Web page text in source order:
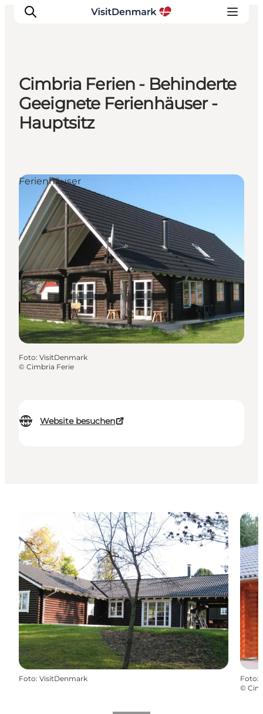
Inspiration
Regionen
Erlebnisse
Cimbria Ferien - Behinderte
Geeignete Ferienhäuser -
Hauptsitz
Website besuchen
Ferienhäuser
Foto: VisitDenmark
© Cimbria Ferie
Foto: VisitDenmark Foto:
©